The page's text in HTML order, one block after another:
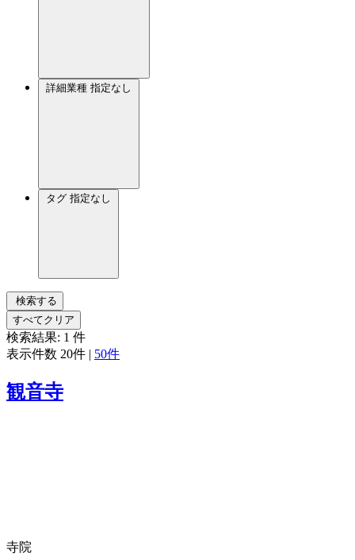
詳細業種 指定なし
タグ 指定なし
検索する
すべてクリア
検索結果: 1 件
表示件数 20件 | 50件
観音寺
寺院